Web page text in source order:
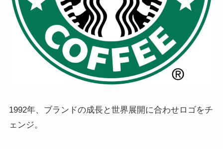
1992年、ブランドの成長と世界展開に合わせロゴをチ
ェンジ。